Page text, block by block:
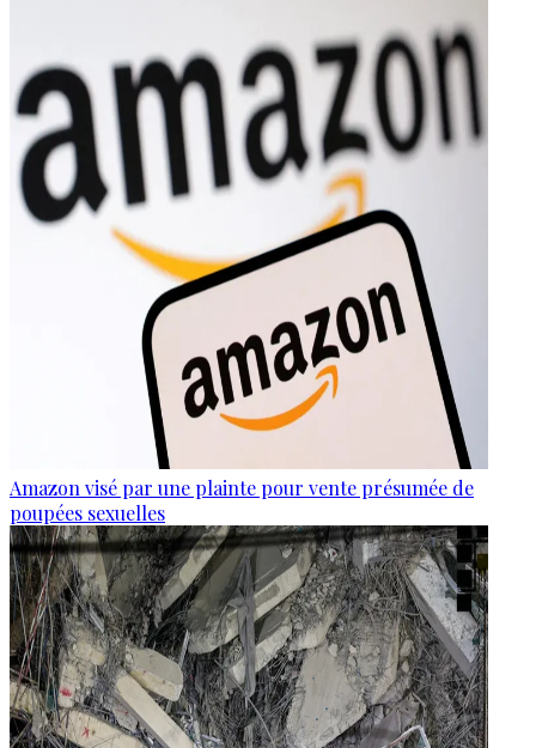
Amazon visé par une plainte pour vente présumée de
poupées sexuelles